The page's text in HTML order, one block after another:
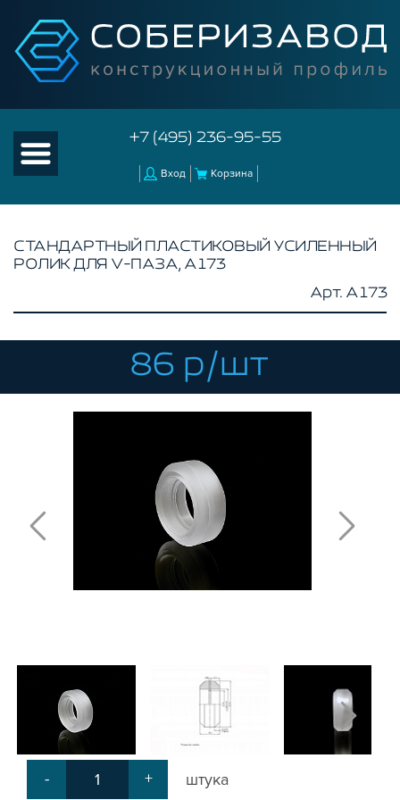
+7 (495) 236-95-55
Вход Корзина
КАТАЛОГ ТОВАРОВ
КОНСТРУКЦИОННЫЙ ПРОФИЛЬ
КОМПЛЕКТУЮЩИЕ К ЧПУ
АКСЕССУАРЫ ДЛЯ V-ПАЗА
КРОНШТЕЙНЫ ДЛЯ РЕМЕННОЙ
КРОНШТЕЙНЫ ДЛЯ ВИНТОВОЙ
КРОНШТЕЙНЫ ДЛЯ ДВИГАТЕЛЕЙ
КРОНШТЕЙНЫ ДЛЯ ШПИНДЕЛЕЙ
ПРИЖИМЫ
СОЕДИНИТЕЛЬНЫЕ ПЛАСТИНЫ
Т-БОЛТЫ И Т-ГАЙКИ
СУХАРИ ПАЗОВЫЕ
УГЛОВЫЕ СОЕДИНИТЕЛИ
СИСТЕМА ТРУБНАЯ МОДУЛЬНАЯ
СТАНДАРТНЫЙ ПЛАСТИКОВЫЙ УСИЛЕННЫЙ
РОЛИК ДЛЯ V-ПАЗА, A173
Арт. A173
86 р/шт
- + штука